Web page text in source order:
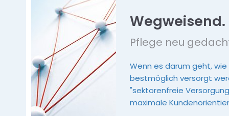
Wegweisend.
Pflege neu
Wenn es darum geht,
bestmöglich versorgt
"sektorenfreie
maximale